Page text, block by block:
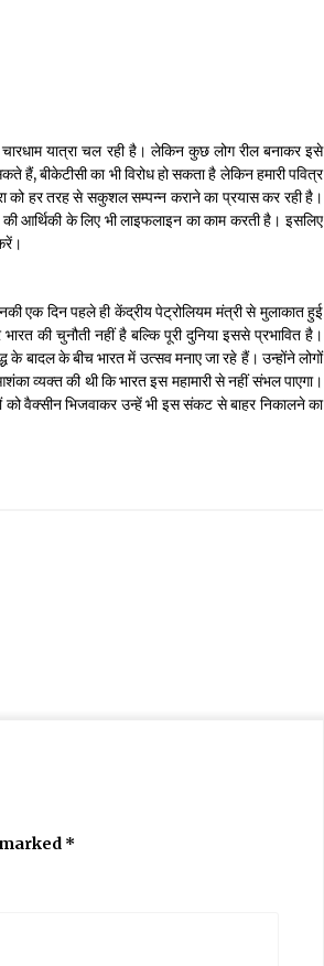
यात्रा चल रही है। लेकिन कुछ लोग रील बनाकर इसे
हैं, बीकेटीसी का भी विरोध हो सकता है लेकिन हमारी पवित्र
को हर तरह से सकुशल सम्पन्न कराने का प्रयास कर रही है।
की आर्थिकी के लिए भी लाइफलाइन का काम करती है। इसलिए
एक दिन पहले ही केंद्रीय पेट्रोलियम मंत्री से मुलाकात हुई
की चुनौती नहीं है बल्कि पूरी दुनिया इससे प्रभावित है।
बादल के बीच भारत में उत्सव मनाए जा रहे हैं। उन्होंने लोगों
व्यक्त की थी कि भारत इस महामारी से नहीं संभल पाएगा।
को वैक्सीन भिजवाकर उन्हें भी इस संकट से बाहर निकालने का
*